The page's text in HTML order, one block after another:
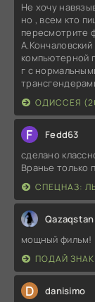
Не хочу
но , всем кто
пересмотрите
компьютерной
г с
ОДИССЕЯ
F Fedd63
сделано
Вранье только
СПЕЦНАЗ:
Qazaqstan
мощный фильм!
ПОДАЙ ЗНАК
D danisimo